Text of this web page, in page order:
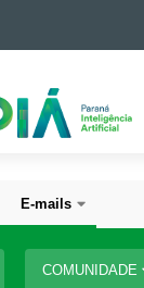
E-mails
COMUNIDADE